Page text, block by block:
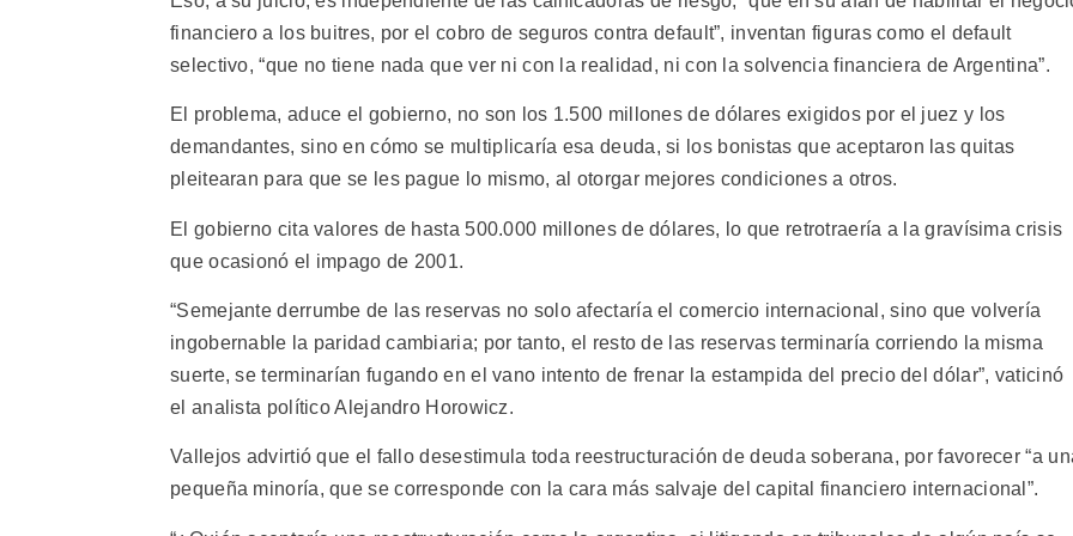
financiero a los buitres, por el cobro de seguros contra default”, inventan figuras como el default
selectivo, “que no tiene nada que ver ni con la realidad, ni con la solvencia financiera de Argentina”.
El problema, aduce el gobierno, no son los 1.500 millones de dólares exigidos por el juez y los
demandantes, sino en cómo se multiplicaría esa deuda, si los bonistas que aceptaron las quitas
pleitearan para que se les pague lo mismo, al otorgar mejores condiciones a otros.
El gobierno cita valores de hasta 500.000 millones de dólares, lo que retrotraería a la gravísima crisis
que ocasionó el impago de 2001.
“Semejante derrumbe de las reservas no solo afectaría el comercio internacional, sino que volvería
ingobernable la paridad cambiaria; por tanto, el resto de las reservas terminaría corriendo la misma
suerte, se terminarían fugando en el vano intento de frenar la estampida del precio del dólar”, vaticinó
el analista político Alejandro Horowicz.
Vallejos advirtió que el fallo desestimula toda reestructuración de deuda soberana, por favorecer “a
pequeña minoría, que se corresponde con la cara más salvaje del capital financiero internacional”.